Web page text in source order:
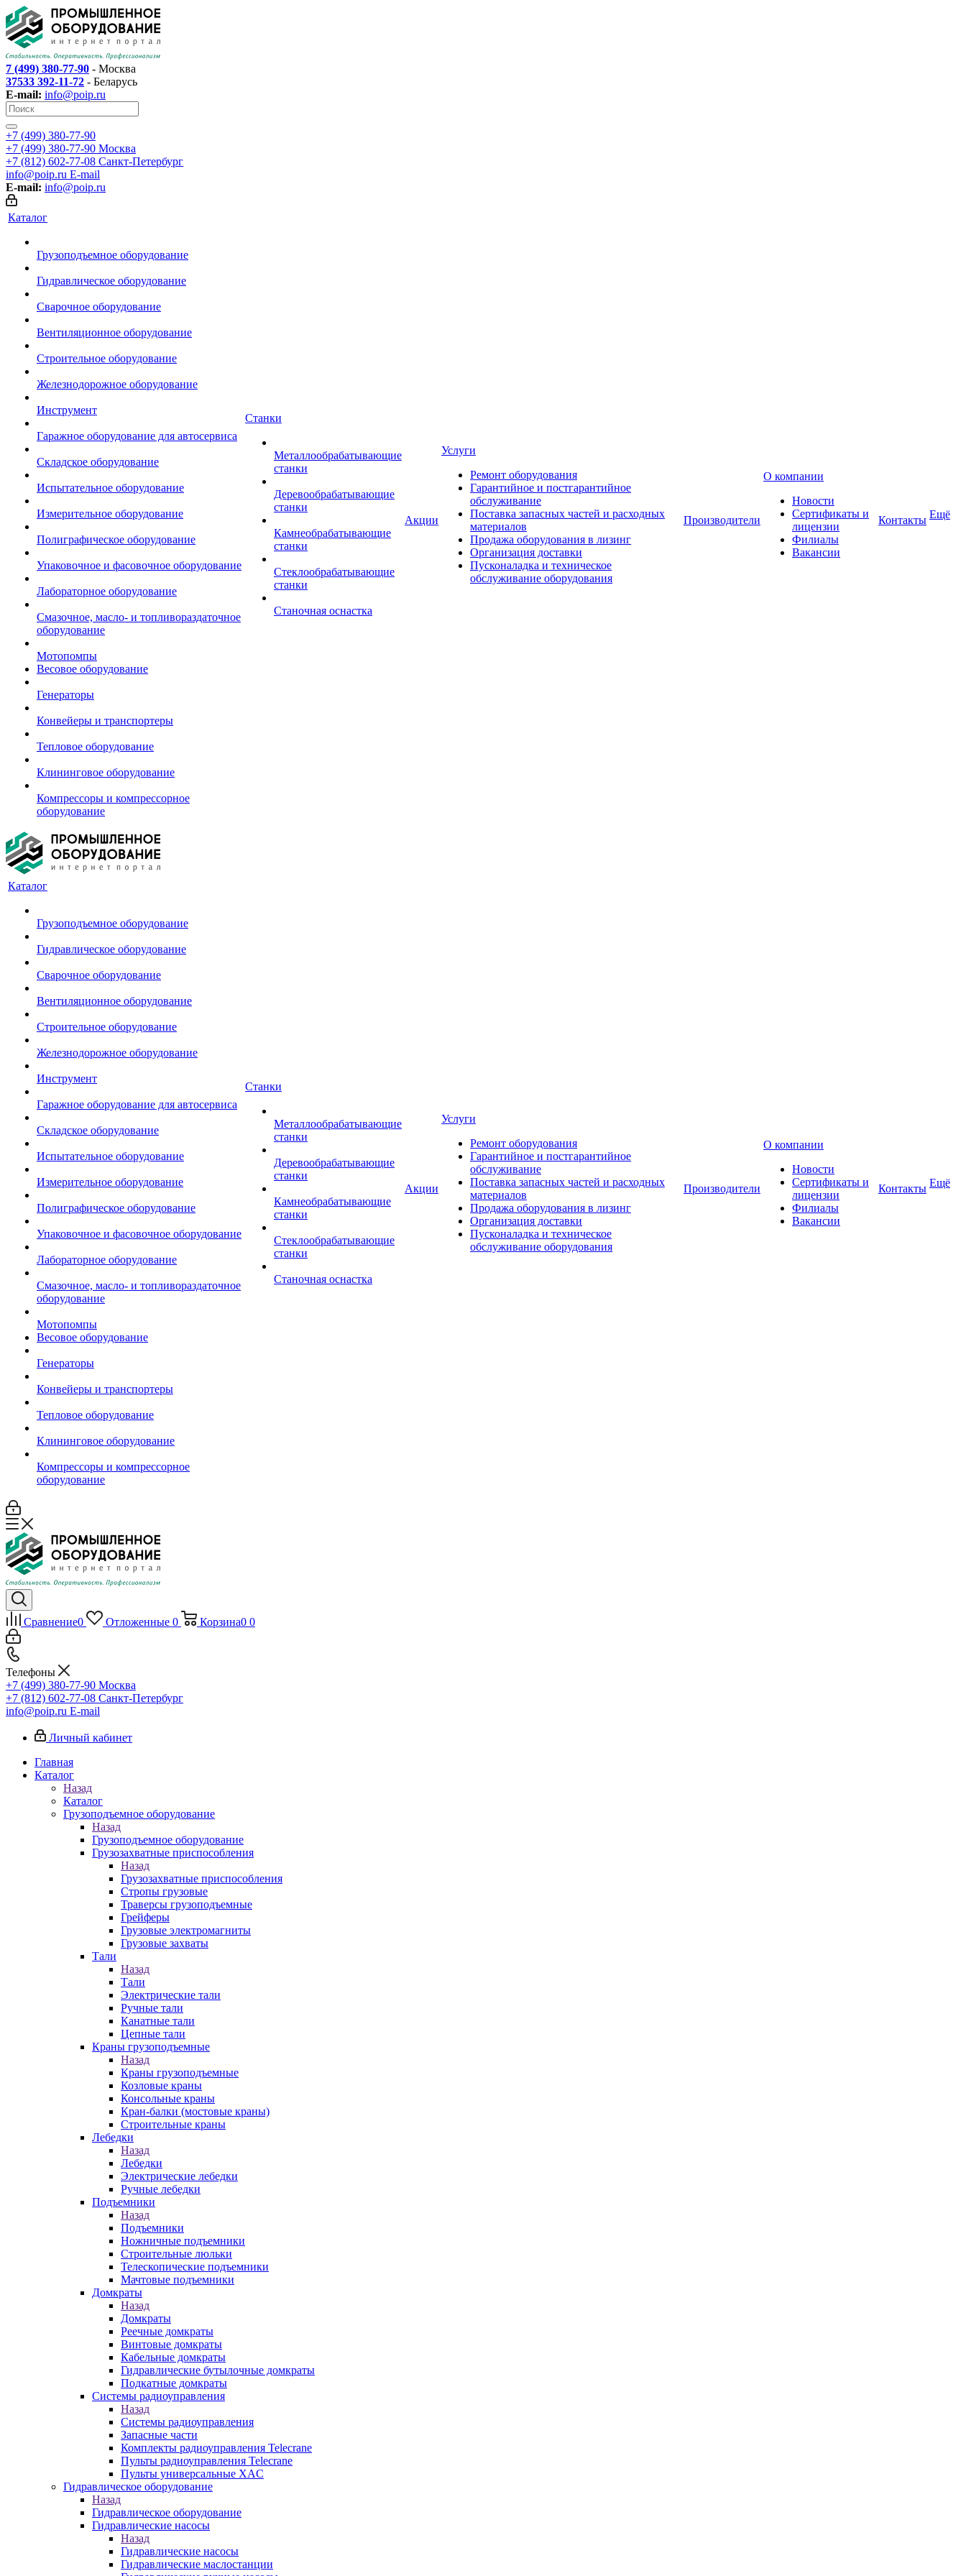
7 (499) 380-77-90 - Москва
37533 392-11-72 - Беларусь
E-mail: info@poip.ru
+7 (499) 380-77-90
+7 (499) 380-77-90 Москва
+7 (812) 602-77-08 Санкт-Петербург
info@poip.ru E-mail
E-mail: info@poip.ru
Каталог
Грузоподъемное оборудование
Гидравлическое оборудование
Сварочное оборудование
Вентиляционное оборудование
Строительное оборудование
Железнодорожное оборудование
Инструмент
Гаражное оборудование для автосервиса
Складское оборудование
Испытательное оборудование
Измерительное оборудование
Полиграфическое оборудование
Упаковочное и фасовочное оборудование
Лабораторное оборудование
Смазочное, масло- и топливораздаточное
оборудование
Мотопомпы
Весовое оборудование
Генераторы
Конвейеры и транспортеры
Тепловое оборудование
Клининговое оборудование
Компрессоры и компрессорное
оборудование
Станки
Металлообрабатывающие
станки
Деревообрабатывающие
станки
Камнеобрабатывающие
станки
Стеклообрабатывающие
станки
Станочная оснастка
Акции
Услуги
Ремонт оборудования
Гарантийное и постгарантийное
обслуживание
Поставка запасных частей и расходных
материалов
Продажа оборудования в лизинг
Организация доставки
Пусконаладка и техническое
обслуживание оборудования
Производители
О компании
Новости
Сертификаты и
лицензии
Филиалы
Вакансии
Контакты Ещё
Каталог
Грузоподъемное оборудование
Гидравлическое оборудование
Сварочное оборудование
Вентиляционное оборудование
Строительное оборудование
Железнодорожное оборудование
Инструмент
Гаражное оборудование для автосервиса
Складское оборудование
Испытательное оборудование
Измерительное оборудование
Полиграфическое оборудование
Упаковочное и фасовочное оборудование
Лабораторное оборудование
Смазочное, масло- и топливораздаточное
оборудование
Мотопомпы
Весовое оборудование
Генераторы
Конвейеры и транспортеры
Тепловое оборудование
Клининговое оборудование
Компрессоры и компрессорное
оборудование
Станки
Металлообрабатывающие
станки
Деревообрабатывающие
станки
Камнеобрабатывающие
станки
Стеклообрабатывающие
станки
Станочная оснастка
Акции
Услуги
Ремонт оборудования
Гарантийное и постгарантийное
обслуживание
Поставка запасных частей и расходных
материалов
Продажа оборудования в лизинг
Организация доставки
Пусконаладка и техническое
обслуживание оборудования
Производители
О компании
Новости
Сертификаты и
лицензии
Филиалы
Вакансии
Контакты Ещё
Сравнение0 Отложенные 0 Корзина0 0
Телефоны
+7 (499) 380-77-90 Москва
+7 (812) 602-77-08 Санкт-Петербург
info@poip.ru E-mail
Личный кабинет
Главная
Каталог
Назад
Каталог
Грузоподъемное оборудование
Назад
Грузоподъемное оборудование
Грузозахватные приспособления
Назад
Грузозахватные приспособления
Стропы грузовые
Траверсы грузоподъемные
Грейферы
Грузовые электромагниты
Грузовые захваты
Тали
Назад
Тали
Электрические тали
Ручные тали
Канатные тали
Цепные тали
Краны грузоподъемные
Назад
Краны грузоподъемные
Козловые краны
Консольные краны
Кран-балки (мостовые краны)
Строительные краны
Лебедки
Назад
Лебедки
Электрические лебедки
Ручные лебедки
Подъемники
Назад
Подъемники
Ножничные подъемники
Строительные люльки
Телескопические подъемники
Мачтовые подъемники
Домкраты
Назад
Домкраты
Реечные домкраты
Винтовые домкраты
Кабельные домкраты
Гидравлические бутылочные домкраты
Подкатные домкраты
Системы радиоуправления
Назад
Системы радиоуправления
Запасные части
Комплекты радиоуправления Telecrane
Пульты радиоуправления Telecrane
Пульты универсальные XAC
Гидравлическое оборудование
Назад
Гидравлическое оборудование
Гидравлические насосы
Назад
Гидравлические насосы
Гидравлические маслостанции